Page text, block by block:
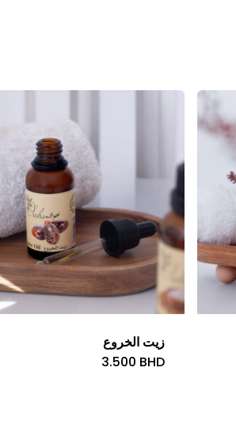
زيت الخروع
3.500 BHD